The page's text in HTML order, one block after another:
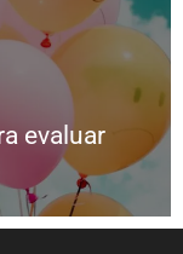
evaluar